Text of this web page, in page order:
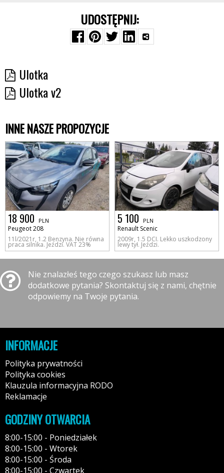
UDOSTĘPNIJ:
Ulotka
Ulotka v2
INNE NASZE PROPOZYCJE
18 900 PLN
Peugeot 208
11l/2021r, 1.2 Benzyna. Nie równa
praca silnika. Jeździ. VAT 23%
5 100 PLN
Renault Scenic
2009r, 1.5 DCI. Lekko uszkodzony
lewy tył. Jeździ.
Nie znalazłeś tego czego szukasz lub masz
dodatkowe pytania? Skontaktuj się z nami, chętnie
odpowiemy na Twoje pytania.
INFORMACJE
Polityka prywatności
Polityka cookies
Klauzula informacyjna RODO
Reklamacje
GODZINY OTWARCIA
8:00-15:00 - Poniedziałek
8:00-15:00 - Wtorek
8:00-15:00 - Środa
8:00-15:00 - Czwartek